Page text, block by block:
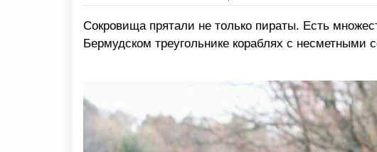
Сокровища прятали не только пираты. Есть
Бермудском треугольнике кораблях с